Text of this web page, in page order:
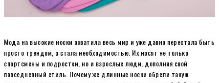
Мода на высокие носки охватила весь мир и уже давно перестала быть
просто трендом, а стала необходимостью. Их носят не только
спортсмены и подростки, но и взрослые люди, дополняя свой
повседневный стиль. Почему же длинные носки обрели такую